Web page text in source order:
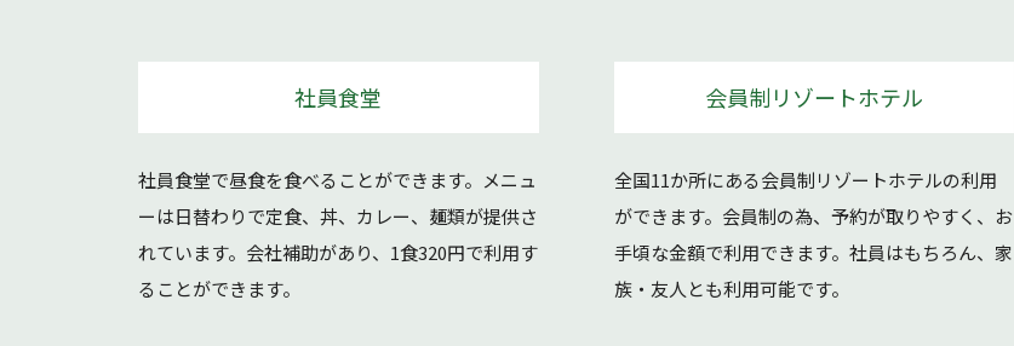
社員食堂
社員食堂で昼食を食べることができます。メニュ
ーは日替わりで定食、丼、カレー、麺類が提供さ
れています。会社補助があり、1食320円で利用す
ることができます。
会員制リゾートホテル
全国11か所にある会員制リゾートホテルの利用
ができます。会員制の為、予約が取りやすく、お
手頃な金額で利用できます。社員はもちろん、家
族・友人とも利用可能です。